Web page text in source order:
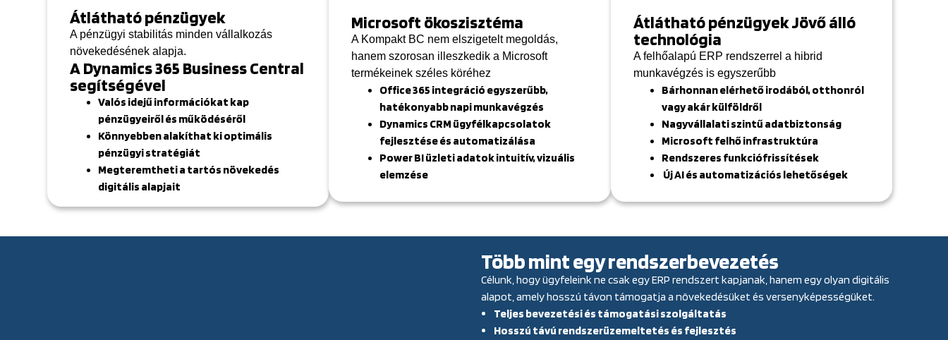
Átlátható pénzügyek
A pénzügyi stabilitás minden vállalkozás
növekedésének alapja.
A Dynamics 365 Business Central
segítségével
Valós idejű információkat kap
pénzügyeiről és működéséről
Könnyebben alakíthat ki optimális
pénzügyi stratégiát
Megteremtheti a tartós növekedés
digitális alapjait
Microsoft ökoszisztéma
A Kompakt BC nem elszigetelt megoldás,
hanem szorosan illeszkedik a Microsoft
termékeinek széles köréhez
Office 365 integráció egyszerűbb,
hatékonyabb napi munkavégzés
Dynamics CRM ügyfélkapcsolatok
fejlesztése és automatizálása
Power BI üzleti adatok intuitív, vizuális
elemzése
Átlátható pénzügyek Jövő álló
technológia
A felhőalapú ERP rendszerrel a hibrid
munkavégzés is egyszerűbb
Bárhonnan elérhető irodából, otthonról
vagy akár külföldről
Nagyvállalati szintű adatbiztonság
Microsoft felhő infrastruktúra
Rendszeres funkciófrissítések
Új AI és automatizációs lehetőségek
Több mint egy rendszerbevezetés
Célunk, hogy ügyfeleink ne csak egy ERP rendszert kapjanak, hanem egy olyan digitális
alapot, amely hosszú távon támogatja a növekedésüket és versenyképességüket.
Teljes bevezetési és támogatási szolgáltatás
Hosszú távú rendszerüzemeltetés és fejlesztés